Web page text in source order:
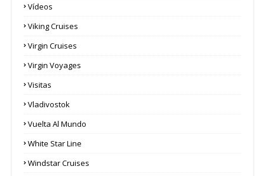
Vídeos
Viking Cruises
Virgin Cruises
Virgin Voyages
Visitas
Vladivostok
Vuelta Al Mundo
White Star Line
Windstar Cruises